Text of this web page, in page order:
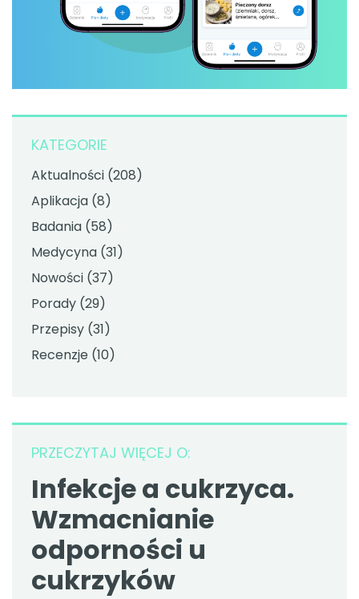
KATEGORIE
Aktualności (208)
Aplikacja (8)
Badania (58)
Medycyna (31)
Nowości (37)
Porady (29)
Przepisy (31)
Recenzje (10)
PRZECZYTAJ WIĘCEJ O:
Infekcje a cukrzyca.
Wzmacnianie
odporności u
cukrzyków